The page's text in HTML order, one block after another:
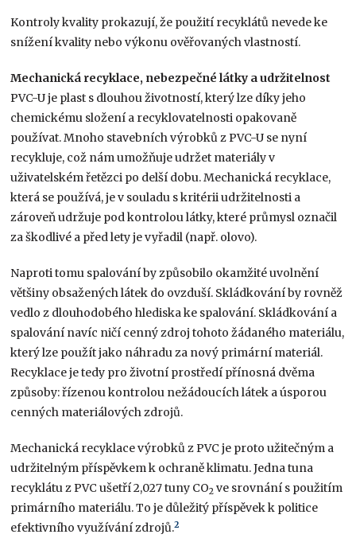
Kontroly kvality prokazují, že použití recyklátů nevede ke
snížení kvality nebo výkonu ověřovaných vlastností.
Mechanická recyklace, nebezpečné látky a udržitelnost
PVC-U je plast s dlouhou životností, který lze díky jeho
chemickému složení a recyklovatelnosti opakovaně
používat. Mnoho stavebních výrobků z PVC-U se nyní
recykluje, což nám umožňuje udržet materiály v
uživatelském řetězci po delší dobu. Mechanická recyklace,
která se používá, je v souladu s kritérii udržitelnosti a
zároveň udržuje pod kontrolou látky, které průmysl označil
za škodlivé a před lety je vyřadil (např. olovo).
Naproti tomu spalování by způsobilo okamžité uvolnění
většiny obsažených látek do ovzduší. Skládkování by rovněž
vedlo z dlouhodobého hlediska ke spalování. Skládkování a
spalování navíc ničí cenný zdroj tohoto žádaného materiálu,
který lze použít jako náhradu za nový primární materiál.
Recyklace je tedy pro životní prostředí přínosná dvěma
způsoby: řízenou kontrolou nežádoucích látek a úsporou
cenných materiálových zdrojů.
Mechanická recyklace výrobků z PVC je proto užitečným a
udržitelným příspěvkem k ochraně klimatu. Jedna tuna
recyklátu z PVC ušetří 2,027 tuny CO2 ve srovnání s použitím
primárního materiálu. To je důležitý příspěvek k politice
efektivního využívání zdrojů.2